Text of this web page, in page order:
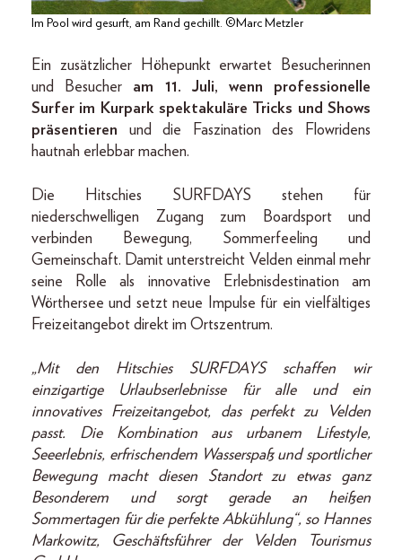
Im Pool wird gesurft, am Rand gechillt. ©Marc Metzler
Ein zusätzlicher Höhepunkt erwartet Besucherinnen
und Besucher am 11. Juli, wenn professionelle
Surfer im Kurpark spektakuläre Tricks und Shows
präsentieren und die Faszination des Flowridens
hautnah erlebbar machen.
Die Hitschies SURFDAYS stehen für
niederschwelligen Zugang zum Boardsport und
verbinden Bewegung, Sommerfeeling und
Gemeinschaft. Damit unterstreicht Velden einmal mehr
seine Rolle als innovative Erlebnisdestination am
Wörthersee und setzt neue Impulse für ein vielfältiges
Freizeitangebot direkt im Ortszentrum.
„Mit den Hitschies SURFDAYS schaffen wir
einzigartige Urlaubserlebnisse für alle und ein
innovatives Freizeitangebot, das perfekt zu Velden
passt. Die Kombination aus urbanem Lifestyle,
Seeerlebnis, erfrischendem Wasserspaß und sportlicher
Bewegung macht diesen Standort zu etwas ganz
Besonderem und sorgt gerade an heißen
Sommertagen für die perfekte Abkühlung“, so Hannes
Markowitz, Geschäftsführer der Velden Tourismus